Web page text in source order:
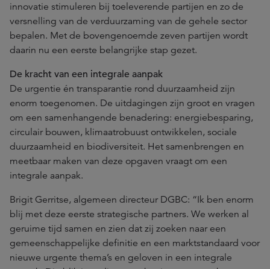
innovatie stimuleren bij toeleverende partijen en zo de
versnelling van de verduurzaming van de gehele sector
bepalen. Met de bovengenoemde zeven partijen wordt
daarin nu een eerste belangrijke stap gezet.
De kracht van een integrale aanpak
De urgentie én transparantie rond duurzaamheid zijn
enorm toegenomen. De uitdagingen zijn groot en vragen
om een samenhangende benadering: energiebesparing,
circulair bouwen, klimaatrobuust ontwikkelen, sociale
duurzaamheid en biodiversiteit. Het samenbrengen en
meetbaar maken van deze opgaven vraagt om een
integrale aanpak.
Brigit Gerritse, algemeen directeur DGBC: “Ik ben enorm
blij met deze eerste strategische partners. We werken al
geruime tijd samen en zien dat zij zoeken naar een
gemeenschappelijke definitie en een marktstandaard voor
nieuwe urgente thema’s en geloven in een integrale